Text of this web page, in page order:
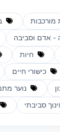
מורכבות
- אדם וסביבה
חיות
כישורי חיים
נוער
סביבתי